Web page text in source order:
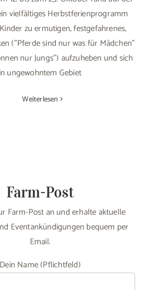
vielfältiges Herbstferienprogramm
zu ermutigen, festgefahrenes,
("Pferde sind nur was für Mädchen"
nur Jungs") aufzuheben und sich
in ungewohntem Gebiet
Weiterlesen
Farm-Post
Farm-Post an und erhalte aktuelle
Eventankündigungen bequem per
Email.
Dein Name (Pflichtfeld)